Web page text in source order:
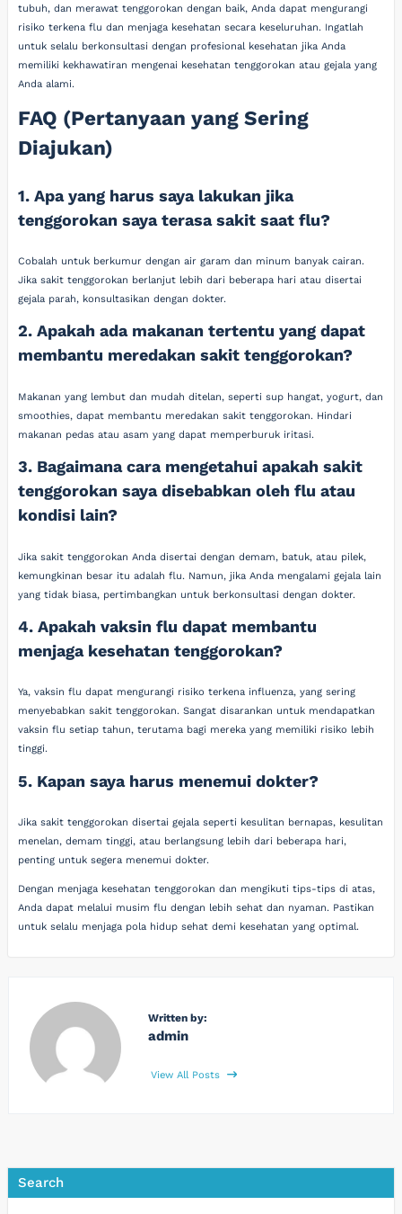
tubuh, dan merawat tenggorokan dengan baik, Anda dapat mengurangi
risiko terkena flu dan menjaga kesehatan secara keseluruhan. Ingatlah
untuk selalu berkonsultasi dengan profesional kesehatan jika Anda
memiliki kekhawatiran mengenai kesehatan tenggorokan atau gejala yang
Anda alami.
FAQ (Pertanyaan yang Sering
Diajukan)
1. Apa yang harus saya lakukan jika
tenggorokan saya terasa sakit saat flu?
Cobalah untuk berkumur dengan air garam dan minum banyak cairan.
Jika sakit tenggorokan berlanjut lebih dari beberapa hari atau disertai
gejala parah, konsultasikan dengan dokter.
2. Apakah ada makanan tertentu yang dapat
membantu meredakan sakit tenggorokan?
Makanan yang lembut dan mudah ditelan, seperti sup hangat, yogurt, dan
smoothies, dapat membantu meredakan sakit tenggorokan. Hindari
makanan pedas atau asam yang dapat memperburuk iritasi.
3. Bagaimana cara mengetahui apakah sakit
tenggorokan saya disebabkan oleh flu atau
kondisi lain?
Jika sakit tenggorokan Anda disertai dengan demam, batuk, atau pilek,
kemungkinan besar itu adalah flu. Namun, jika Anda mengalami gejala lain
yang tidak biasa, pertimbangkan untuk berkonsultasi dengan dokter.
4. Apakah vaksin flu dapat membantu
menjaga kesehatan tenggorokan?
Ya, vaksin flu dapat mengurangi risiko terkena influenza, yang sering
menyebabkan sakit tenggorokan. Sangat disarankan untuk mendapatkan
vaksin flu setiap tahun, terutama bagi mereka yang memiliki risiko lebih
tinggi.
5. Kapan saya harus menemui dokter?
Jika sakit tenggorokan disertai gejala seperti kesulitan bernapas, kesulitan
menelan, demam tinggi, atau berlangsung lebih dari beberapa hari,
penting untuk segera menemui dokter.
Dengan menjaga kesehatan tenggorokan dan mengikuti tips-tips di atas,
Anda dapat melalui musim flu dengan lebih sehat dan nyaman. Pastikan
untuk selalu menjaga pola hidup sehat demi kesehatan yang optimal.
Written by:
admin
View All Posts
Search